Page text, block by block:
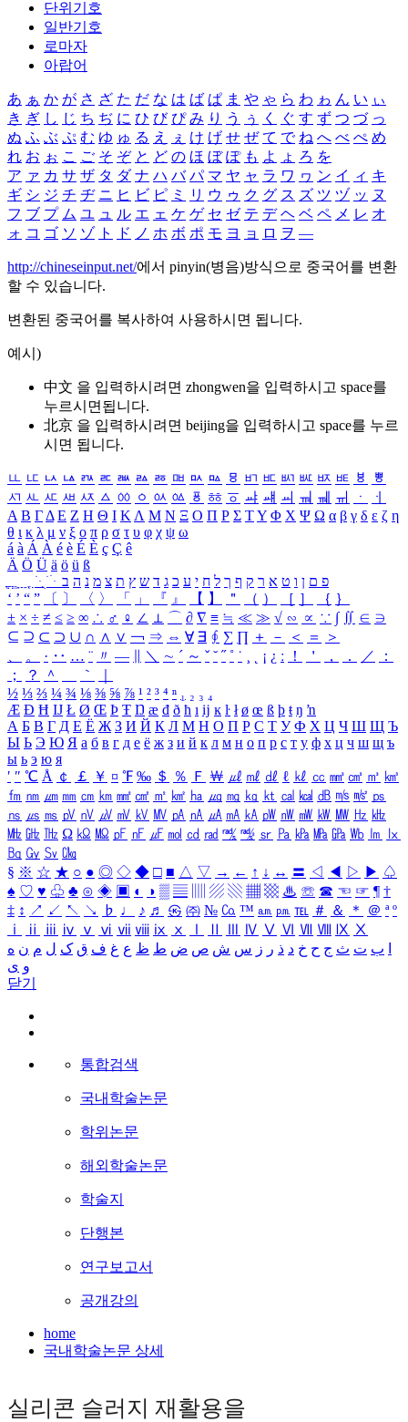
단위기호
일반기호
로마자
아랍어
あ ぁ か が さ ざ た だ な は ば ぱ ま や ゃ ら わ ゎ ん い ぃ
き ぎ し じ ち ぢ に ひ び ぴ み り う ぅ く ぐ す ず つ づ っ
ぬ ふ ぶ ぷ む ゆ ゅ る え ぇ け げ せ ぜ て で ね へ べ ぺ め
れ お ぉ こ ご そ ぞ と ど の ほ ぼ ぽ も よ ょ ろ を
ア ァ カ サ ザ タ ダ ナ ハ バ パ マ ヤ ャ ラ ワ ヮ ン イ ィ キ
ギ シ ジ チ ヂ ニ ヒ ビ ピ ミ リ ウ ゥ ク グ ス ズ ツ ヅ ッ ヌ
フ ブ プ ム ユ ュ ル エ ェ ケ ゲ セ ゼ テ デ ヘ ベ ペ メ レ オ
ォ コ ゴ ソ ゾ ト ド ノ ホ ボ ポ モ ヨ ョ ロ ヲ ―
http://chineseinput.net/에서 pinyin(병음)방식으로 중국어를 변환
할 수 있습니다.
변환된 중국어를 복사하여 사용하시면 됩니다.
예시)
中文 을 입력하시려면 zhongwen을 입력하시고 space를
누르시면됩니다.
北京 을 입력하시려면 beijing을 입력하시고 space를 누르
시면 됩니다.
ㅥ ㅦ ㅧ ㅨ ㅩ ㅪ ㅫ ㅬ ㅭ ㅮ ㅯ ㅰ ㅱ ㅲ ㅳ ㅴ ㅵ ㅶ ㅷ ㅸ
ㅹ
ㅺ ㅻ ㅼ ㅽ ㅾ ㅿ ㆀ ㆁ ㆂ ㆃ ㆄ ㆅ ㆆ ㆇ ㆈ ㆉ ㆊ ㆋ ㆌ ㆍ
ㆎ
Α Β ΓΔ Ε Ζ Η Θ Ι ΚΛ Μ Ν Ξ Ο Π Ρ Σ ΤΥ Φ Χ Ψ Ω α β γ δ ε ζ η
θ ι κ λ μ ν ξ ο π ρ σ τ υ φ χ ψ ω
á à Á À é è É È ç Ç ê
Ä Ö Ü ä ö ü ß
ִֶֹ ֻּ ׁׂ פ ם ן ו ט א ר ק ף ך ל ח י ע כ ג ד ש ץ ת צ מ נ ה ב
‘ ’ “ ” 〔 〕 〈 〉 「 」 『 』 【 】 ＂ （ ） ［ ］ ｛ ｝
± × ÷ ≠ ≤ ≥ ∞ ∴ ♂ ♀ ∠ ⊥ ⌒ ∂ ∇ ≡ ≒ ≪ ≫ √ ∽ ∝ ∵ ∫ ∬ ∈ ∋
⊆ ⊇ ⊂ ⊃ ∪ ∩ ∧ ∨ ￢ ⇒ ⇔ ∀ ∃ ∮ ∑ ∏ ＋ － ＜ ＝
＞
、
。 · ‥ … ¨ 〃 ― ＼ ∼ ´ ～ ˇ ˘ ˝ ˚ ˙ ¸ ¡ ¿ ː ！ ＇ ， ． ／
：
；
？ ＾ ｀
½ ⅓ ⅔ ¼ ¾ ⅛ ⅜ ⅝ ⅞ ¹ ² ³ ⁴ ⁿ ₁ ₂ ₃ ₄
Æ Ð Ħ Ĳ Ł Ø Œ Þ Ŧ Ŋ æ đ ð ħ ı ĳ ĸ ŀ ł ø œ ß þ ŧ ŋ ŉ
А Б В Г Д Е Ё Ж З И Й К Л М Н О П Р С Т У Ф Х Ц Ч Ш Щ Ъ
Ы Ь Э Ю Я а б в г д е ё ж з и й к л м н о п р с т у ф х ц ч ш щ ъ
ы ь э ю я
′ ″ ℃ Å ￠ ￡ ￥ ¤ ℉ ‰ ＄ ％ Ｆ ￦ ㎕ ㎖ ㎗ ℓ ㎘ ㏄ ㎣ ㎤ ㎥ ㎦
㎙ ㎚ ㎛ ㎜ ㎝ ㎞ ㎟ ㎠ ㎡ ㎢ ㏊ ㎍ ㎎ ㎏ ㏏ ㎈ ㎉ ㏈ ㎧ ㎨ ㎰
㎱ ㎲ ㎳ ㎴ ㎵ ㎶ ㎷ ㎸ ㎹ ㎀ ㎁ ㎂ ㎃ ㎄ ㎺ ㎻ ㎽ ㎾ ㎿ ㎐ ㎑
㎒ ㎓ ㎔ Ω ㏀ ㏁ ㎊ ㎋ ㎌ ㏖ ㏅ ㎭ ㎮ ㎯ ㏛ ㎩ ㎪ ㎫ ㎬ ㏝ ㏐
㏓
㏃ ㏉ ㏜ ㏆
§ ※ ☆ ★ ○ ● ◎ ◇ ◆ □ ■ △ ▽ → ← ↑ ↓ ↔ 〓 ◁ ◀ ▷ ▶ ♤
♠ ♡ ♥ ♧ ♣ ⊙ ◈ ▣ ◐ ◑ ▒ ▤ ▨ ▧ ▦ ▩ ♨ ☏ ☎ ☜ ☞ ¶ †
‡ ↕ ↗ ↙ ↖ ↘ ♭ ♩ ♪ ♬ ㉿ ㈜ № ㏇ ™ ㏂ ㏘ ℡ ＃ ＆ ＊ ＠ ª º
ⅰ
ⅱ ⅲ ⅳ ⅴ ⅵ ⅶ ⅷ ⅸ ⅹ Ⅳ Ⅴ Ⅵ Ⅶ Ⅷ Ⅸ Ⅹ
ب ت ث ج ح خ د ذ ر ز س ش ص ض ط ظ ع غ ف ق ک ل م ن ه
و ی
닫기
통합검색
국내학술논문
학위논문
해외학술논문
학술지
단행본
연구보고서
공개강의
home
국내학술논문 상세
실리콘 슬러지 재활용을